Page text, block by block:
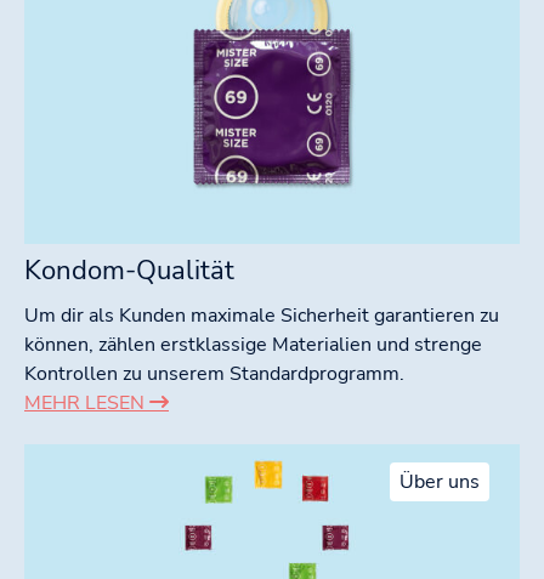
Kondom-Qualität
Um dir als Kunden maximale Sicherheit garantieren zu
können, zählen erstklassige Materialien und strenge
Kontrollen zu unserem Standardprogramm.
MEHR LESEN
Über uns